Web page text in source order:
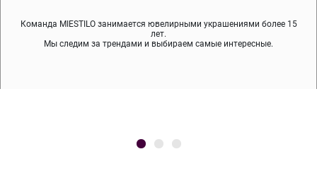
Команда MIESTILO занимается ювелирными украшениями более 15
лет.
Мы следим за трендами и выбираем самые интересные.
Мы используем покрытие (родий, ювелирный сплав), которое не
содержит никеля и свинца — это исключает аллергию.
Во время доставки спокойно примеряйте украшения, выбирайте те,
что вам нравятся, остальные заберёт курьер.